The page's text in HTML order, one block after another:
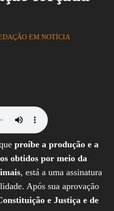
Rio de Janeiro,
Brasília, Nordeste,
Emprego,
Empreendedorismo,
Negócios,
Oportunidades,
EM NOTÍCIA
proíbe a produção e a
obtidos por meio da
, está a uma assinatura
Após sua aprovação
e Justiça e de